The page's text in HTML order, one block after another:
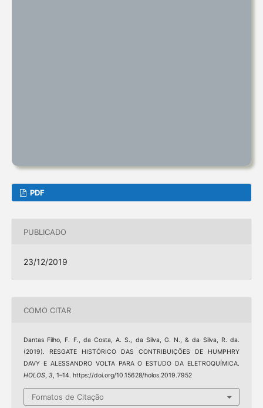
PDF
PUBLICADO
23/12/2019
COMO CITAR
Dantas Filho, F. F., da Costa, A. S., da Silva, G. N., & da Silva, R. da.
(2019). RESGATE HISTÓRICO DAS CONTRIBUIÇÕES DE HUMPHRY
DAVY E ALESSANDRO VOLTA PARA O ESTUDO DA ELETROQUÍMICA.
HOLOS, 3, 1–14. https://doi.org/10.15628/holos.2019.7952
Fomatos de Citação